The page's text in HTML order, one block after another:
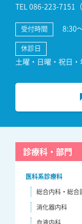
TEL 086-223-7151（
受付時間 8:30
休診日
土曜・日曜・祝日・
診療科・部門
医科系診療科
総合内科・総合
消化器内科